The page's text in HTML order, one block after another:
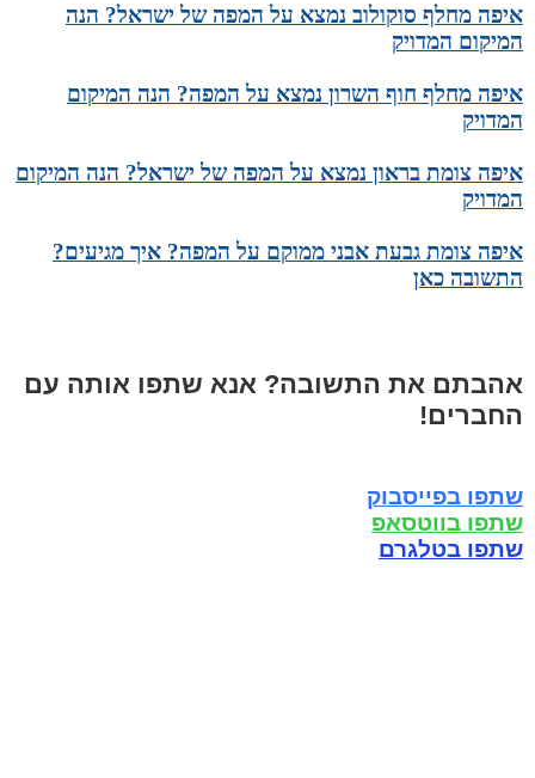
איפה מחלף סוקולוב נמצא על המפה של ישראל? הנה
המיקום המדויק
איפה מחלף חוף השרון נמצא על המפה? הנה המיקום
המדויק
איפה צומת בראון נמצא על המפה של ישראל? הנה המיקום
המדויק
איפה צומת גבעת אבני ממוקם על המפה? איך מגיעים?
התשובה כאן
אהבתם את התשובה? אנא שתפו אותה עם
החברים!
שתפו בפייסבוק
שתפו בווטסאפ
שתפו בטלגרם